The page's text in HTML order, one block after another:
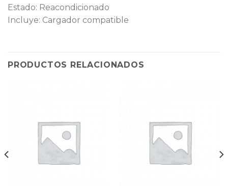
Estado: Reacondicionado
Incluye: Cargador compatible
PRODUCTOS RELACIONADOS